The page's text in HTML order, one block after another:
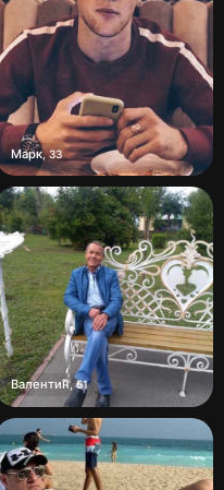
Марк,33
Валентин,51